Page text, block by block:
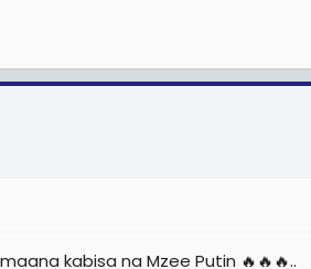
kabisa na Mzee Putin 🔥🔥🔥..